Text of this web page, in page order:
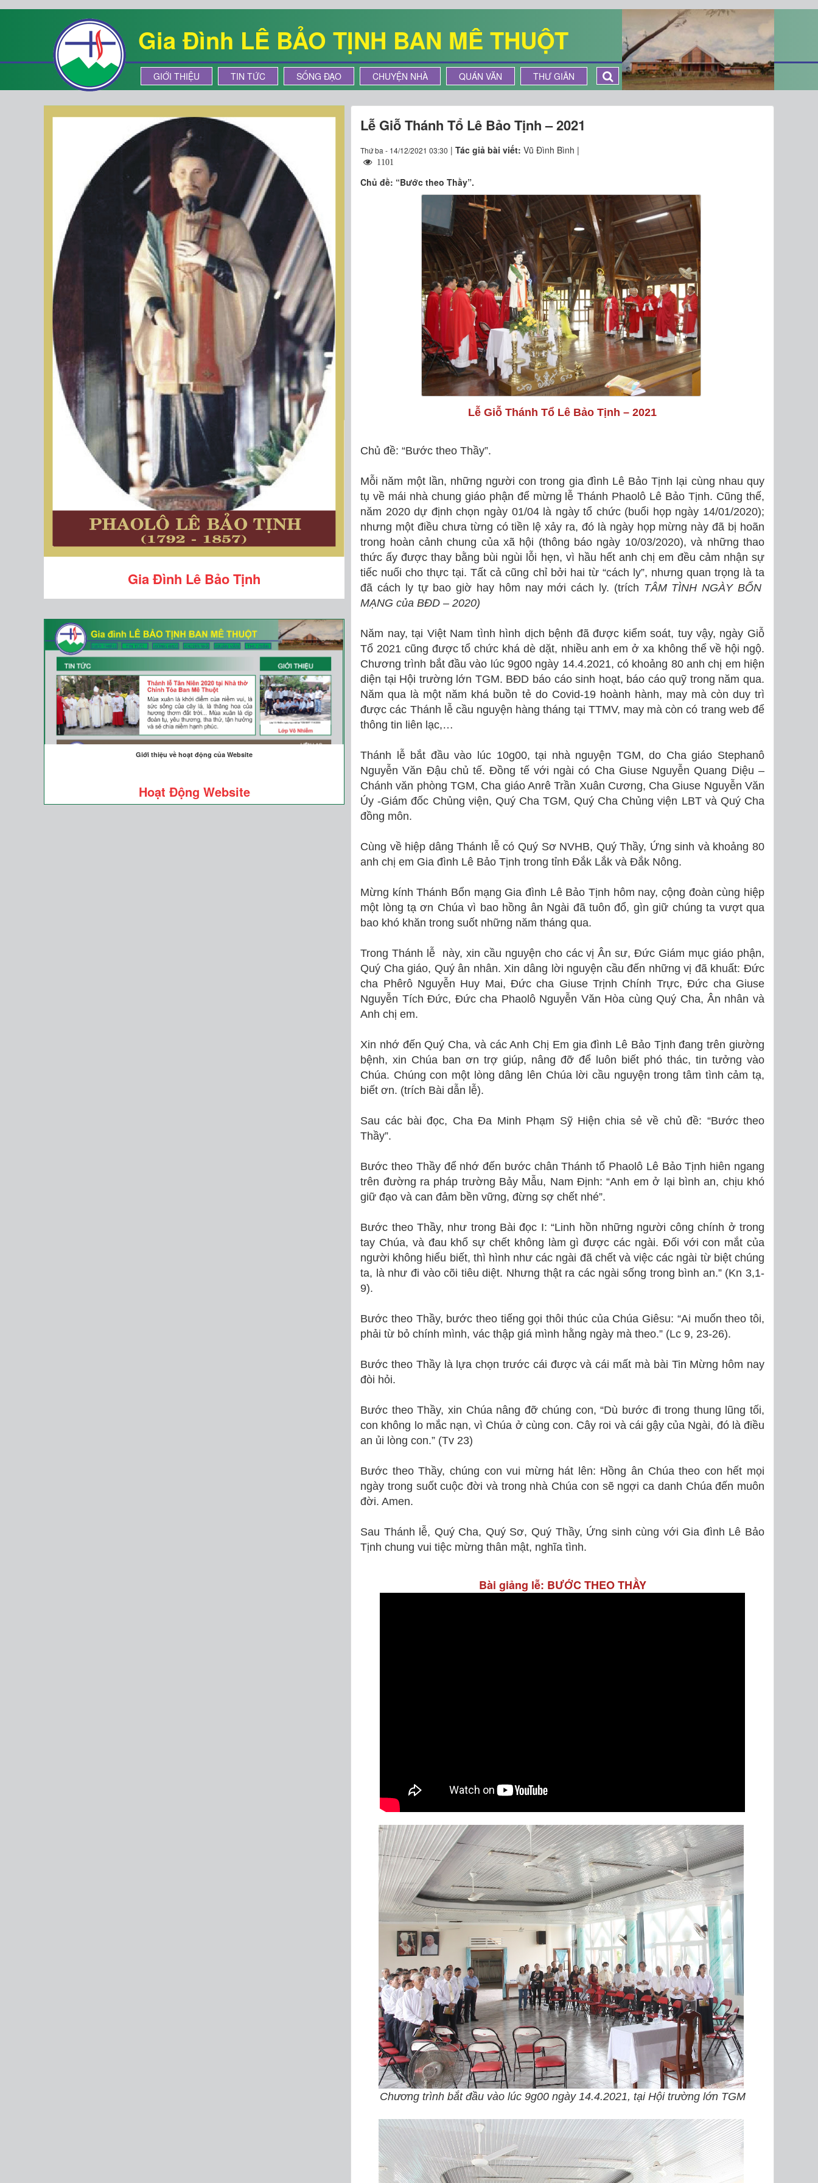
Gia Đình LÊ BẢO TỊNH BAN MÊ THUỘT
GIỚI THIỆU TIN TỨC SỐNG ĐẠO CHUYỆN NHÀ QUÁN VĂN THƯ GIÃN
Lễ Giỗ Thánh Tổ Lê Bảo Tịnh – 2021
Thứ ba - 14/12/2021 03:30 |Tác giả bài viết:Vũ Đình Bình |
1101
Chủ đề: “Bước theo Thầy”.
Lễ Giỗ Thánh Tổ Lê Bảo Tịnh – 2021
Chủ đề: “Bước theo Thầy”.
Mỗi năm một lần, những người con trong gia đình Lê Bảo Tịnh lại cùng nhau quy
tụ về mái nhà chung giáo phận để mừng lễ Thánh Phaolô Lê Bảo Tịnh. Cũng thế,
năm 2020 dự định chọn ngày 01/04 là ngày tổ chức (buổi họp ngày 14/01/2020);
nhưng một điều chưa từng có tiền lệ xảy ra, đó là ngày họp mừng này đã bị hoãn
trong hoàn cảnh chung của xã hội (thông báo ngày 10/03/2020), và những thao
thức ấy được thay bằng bùi ngùi lỗi hẹn, vì hầu hết anh chị em đều cảm nhận sự
tiếc nuối cho thực tại. Tất cả cũng chỉ bởi hai từ “cách ly”, nhưng quan trọng là ta
đã cách ly tự bao giờ hay hôm nay mới cách ly. (trích TÂM TÌNH NGÀY BỔN
MẠNG của BĐD – 2020)
Năm nay, tại Việt Nam tình hình dịch bệnh đã được kiểm soát, tuy vậy, ngày Giỗ
Tổ 2021 cũng được tổ chức khá dè dặt, nhiều anh em ở xa không thể về hội ngộ.
Chương trình bắt đầu vào lúc 9g00 ngày 14.4.2021, có khoảng 80 anh chị em hiện
diện tại Hội trường lớn TGM. BĐD báo cáo sinh hoạt, báo cáo quỹ trong năm qua.
Năm qua là một năm khá buồn tẻ do Covid-19 hoành hành, may mà còn duy trì
được các Thánh lễ cầu nguyện hàng tháng tại TTMV, may mà còn có trang web để
thông tin liên lạc,…
Thánh lễ bắt đầu vào lúc 10g00, tại nhà nguyện TGM, do Cha giáo Stephanô
Nguyễn Văn Đậu chủ tế. Đồng tế với ngài có Cha Giuse Nguyễn Quang Diệu –
Chánh văn phòng TGM, Cha giáo Anrê Trần Xuân Cương, Cha Giuse Nguyễn Văn
Úy -Giám đốc Chủng viện, Quý Cha TGM, Quý Cha Chủng viện LBT và Quý Cha
đồng môn.
Cùng về hiệp dâng Thánh lễ có Quý Sơ NVHB, Quý Thầy, Ứng sinh và khoảng 80
anh chị em Gia đình Lê Bảo Tịnh trong tỉnh Đắk Lắk và Đắk Nông.
Mừng kính Thánh Bổn mạng Gia đình Lê Bảo Tịnh hôm nay, cộng đoàn cùng hiệp
một lòng tạ ơn Chúa vì bao hồng ân Ngài đã tuôn đổ, gìn giữ chúng ta vượt qua
bao khó khăn trong suốt những năm tháng qua.
Trong Thánh lễ này, xin cầu nguyện cho các vị Ân sư, Đức Giám mục giáo phận,
Quý Cha giáo, Quý ân nhân. Xin dâng lời nguyện cầu đến những vị đã khuất: Đức
cha Phêrô Nguyễn Huy Mai, Đức cha Giuse Trịnh Chính Trực, Đức cha Giuse
Nguyễn Tích Đức, Đức cha Phaolô Nguyễn Văn Hòa cùng Quý Cha, Ân nhân và
Anh chị em.
Xin nhớ đến Quý Cha, và các Anh Chị Em gia đình Lê Bảo Tịnh đang trên giường
bệnh, xin Chúa ban ơn trợ giúp, nâng đỡ để luôn biết phó thác, tin tưởng vào
Chúa. Chúng con một lòng dâng lên Chúa lời cầu nguyện trong tâm tình cảm tạ,
biết ơn. (trích Bài dẫn lễ).
Sau các bài đọc, Cha Đa Minh Phạm Sỹ Hiện chia sẻ về chủ đề: “Bước theo
Thầy”.
Bước theo Thầy để nhớ đến bước chân Thánh tổ Phaolô Lê Bảo Tịnh hiên ngang
trên đường ra pháp trường Bảy Mẫu, Nam Định: “Anh em ở lại bình an, chịu khó
giữ đạo và can đảm bền vững, đừng sợ chết nhé”.
Bước theo Thầy, như trong Bài đọc I: “Linh hồn những người công chính ở trong
tay Chúa, và đau khổ sự chết không làm gì được các ngài. Ðối với con mắt của
người không hiểu biết, thì hình như các ngài đã chết và việc các ngài từ biệt chúng
ta, là như đi vào cõi tiêu diệt. Nhưng thật ra các ngài sống trong bình an.” (Kn 3,1-
9).
Bước theo Thầy, bước theo tiếng gọi thôi thúc của Chúa Giêsu: “Ai muốn theo tôi,
phải từ bỏ chính mình, vác thập giá mình hằng ngày mà theo.” (Lc 9, 23-26).
Bước theo Thầy là lựa chọn trước cái được và cái mất mà bài Tin Mừng hôm nay
đòi hỏi.
Bước theo Thầy, xin Chúa nâng đỡ chúng con, “Dù bước đi trong thung lũng tối,
con không lo mắc nạn, vì Chúa ở cùng con. Cây roi và cái gậy của Ngài, đó là điều
an ủi lòng con.” (Tv 23)
Bước theo Thầy, chúng con vui mừng hát lên: Hồng ân Chúa theo con hết mọi
ngày trong suốt cuộc đời và trong nhà Chúa con sẽ ngợi ca danh Chúa đến muôn
đời. Amen.
Sau Thánh lễ, Quý Cha, Quý Sơ, Quý Thầy, Ứng sinh cùng với Gia đình Lê Bảo
Tịnh chung vui tiệc mừng thân mật, nghĩa tình.
Bài giảng lễ: BƯỚC THEO THẦY
Chương trình bắt đầu vào lúc 9g00 ngày 14.4.2021, tại Hội trường lớn TGM
Gia Đình Lê Bảo Tịnh
Giới thiệu về hoạt động của Website
Hoạt Động Website